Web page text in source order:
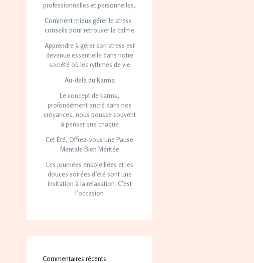
professionnelles et personnelles,
Comment mieux gérer le stress :
conseils pour retrouver le calme
Apprendre à gérer son stress est
devenue essentielle dans notre
société où les rythmes de vie
Au-delà du Karma
Le concept de karma,
profondément ancré dans nos
croyances, nous pousse souvent
à penser que chaque
Cet Été, Offrez-vous une Pause
Mentale Bien Méritée
Les journées ensoleillées et les
douces soirées d’été sont une
invitation à la relaxation. C’est
l’occasion
Commentaires récents